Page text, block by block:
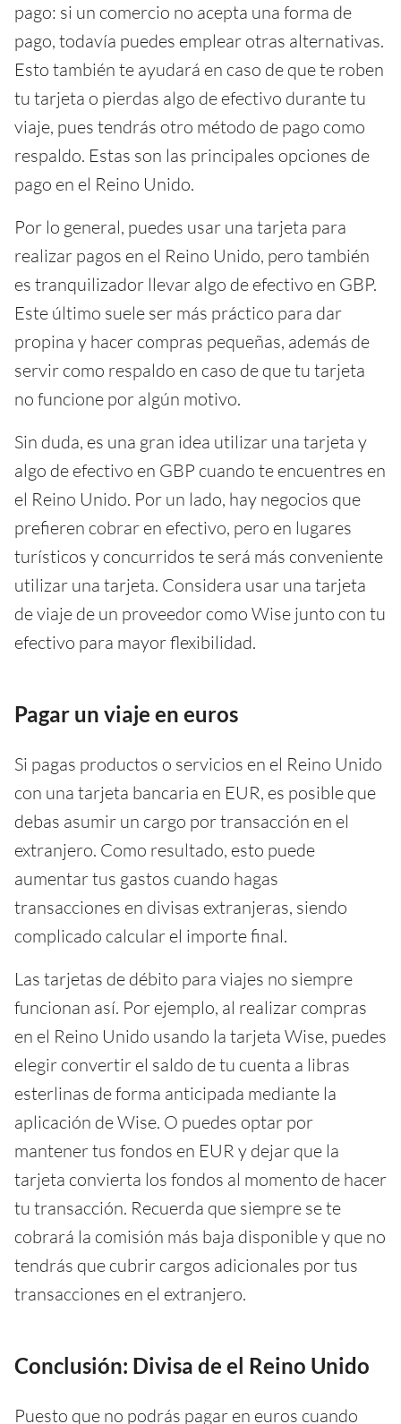
pago: si un comercio no acepta una forma de
pago, todavía puedes emplear otras alternativas.
Esto también te ayudará en caso de que te roben
tu tarjeta o pierdas algo de efectivo durante tu
viaje, pues tendrás otro método de pago como
respaldo. Estas son las principales opciones de
pago en el Reino Unido.
Por lo general, puedes usar una tarjeta para
realizar pagos en el Reino Unido, pero también
es tranquilizador llevar algo de efectivo en GBP.
Este último suele ser más práctico para dar
propina y hacer compras pequeñas, además de
servir como respaldo en caso de que tu tarjeta
no funcione por algún motivo.
Sin duda, es una gran idea utilizar una tarjeta y
algo de efectivo en GBP cuando te encuentres en
el Reino Unido. Por un lado, hay negocios que
prefieren cobrar en efectivo, pero en lugares
turísticos y concurridos te será más conveniente
utilizar una tarjeta. Considera usar una tarjeta
de viaje de un proveedor como Wise junto con tu
efectivo para mayor flexibilidad.
Pagar un viaje en euros
Si pagas productos o servicios en el Reino Unido
con una tarjeta bancaria en EUR, es posible que
debas asumir un cargo por transacción en el
extranjero. Como resultado, esto puede
aumentar tus gastos cuando hagas
transacciones en divisas extranjeras, siendo
complicado calcular el importe final.
Las tarjetas de débito para viajes no siempre
funcionan así. Por ejemplo, al realizar compras
en el Reino Unido usando la tarjeta Wise, puedes
elegir convertir el saldo de tu cuenta a libras
esterlinas de forma anticipada mediante la
aplicación de Wise. O puedes optar por
mantener tus fondos en EUR y dejar que la
tarjeta convierta los fondos al momento de hacer
tu transacción. Recuerda que siempre se te
cobrará la comisión más baja disponible y que no
tendrás que cubrir cargos adicionales por tus
transacciones en el extranjero.
Conclusión: Divisa de el Reino Unido
Puesto que no podrás pagar en euros cuando